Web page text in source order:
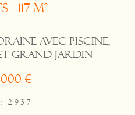
- 117 m²
avec piscine,
grand jardin
€
2937